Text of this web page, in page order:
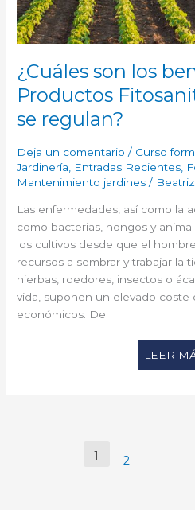
¿Cuáles son los
Productos
se regulan?
Deja un comentario / Curso
Jardinería
Entradas Recientes
Mantenimiento jardines /
Las enfermedades, así como la
como bacterias, hongos y
los cultivos desde que el
recursos a sembrar y trabajar la
hierbas, roedores, insectos o
vida, suponen un elevado coste
económicos. De
Y
CÓMO
SE
LEER
1 2